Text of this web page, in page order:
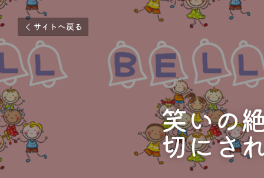
サイトへ戻る
笑いの
切にさ